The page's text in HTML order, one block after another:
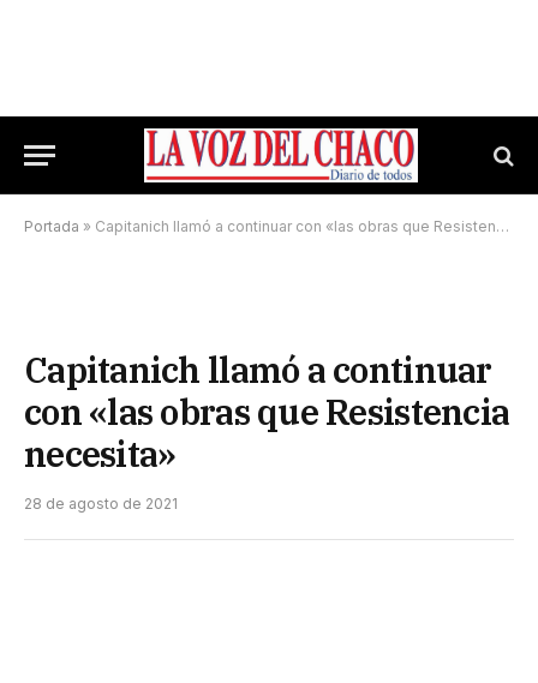
Portada » Capitanich llamó a continuar con «las obras que Resistencia necesita»
Capitanich llamó a continuar
con «las obras que Resistencia
necesita»
28 de agosto de 2021